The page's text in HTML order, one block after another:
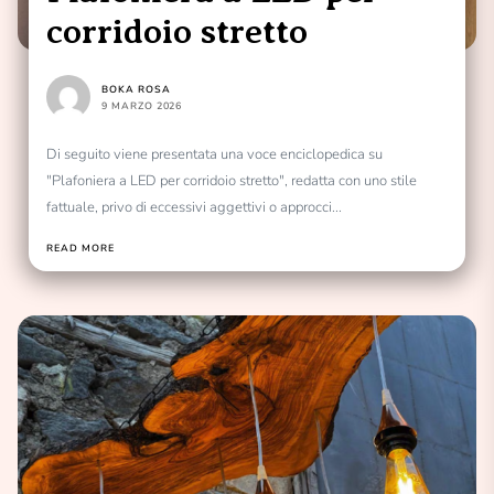
corridoio stretto
BOKA ROSA
9 MARZO 2026
Di seguito viene presentata una voce enciclopedica su
"Plafoniera a LED per corridoio stretto", redatta con uno stile
fattuale, privo di eccessivi aggettivi o approcci...
READ MORE